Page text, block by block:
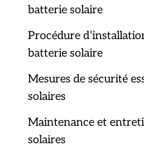
batterie solaire
Procédure
batterie solaire
Mesures de sécurité
solaires
Maintenance et
solaires